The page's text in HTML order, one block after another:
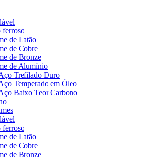
ferroso
de Latão
de Cobre
de Bronze
de Alumínio
Trefilado Duro
Temperado em Óleo
Baixo Teor Carbono
ferroso
de Latão
de Cobre
de Bronze